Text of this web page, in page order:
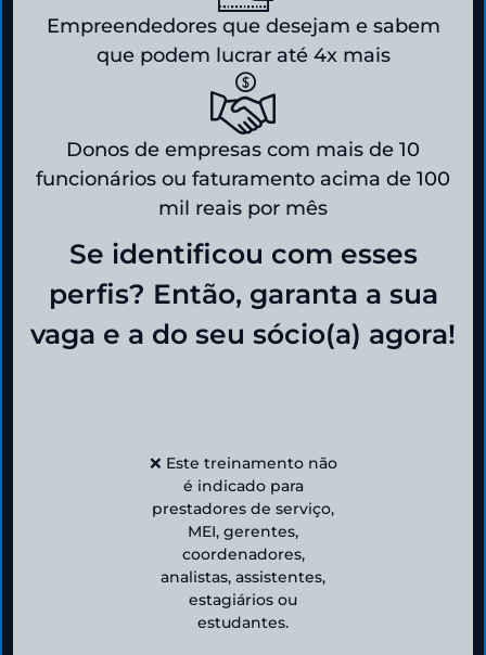
Empreendedores que desejam e sabem
que podem lucrar até 4x mais
Donos de empresas com mais de 10
funcionários ou faturamento acima de 100
mil reais por mês
Se identificou com esses
perfis? Então, garanta a sua
vaga e a do seu sócio(a) agora!
❌ Este treinamento não
é indicado para
prestadores de serviço,
MEI, gerentes,
coordenadores,
analistas, assistentes,
estagiários ou
estudantes.